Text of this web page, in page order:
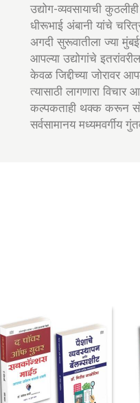
उद्योग-व्यवसायाची
धीरूभाई अंबानी यांचे
अगदी सुरूवातीला ज्या
आपल्या उद्योगांचे
केवळ जिद्दीच्या जोरावर
त्यासाठी लागणारा
कल्पकताही थक्क करून
सर्वसामानय मध्यमवर्गीय